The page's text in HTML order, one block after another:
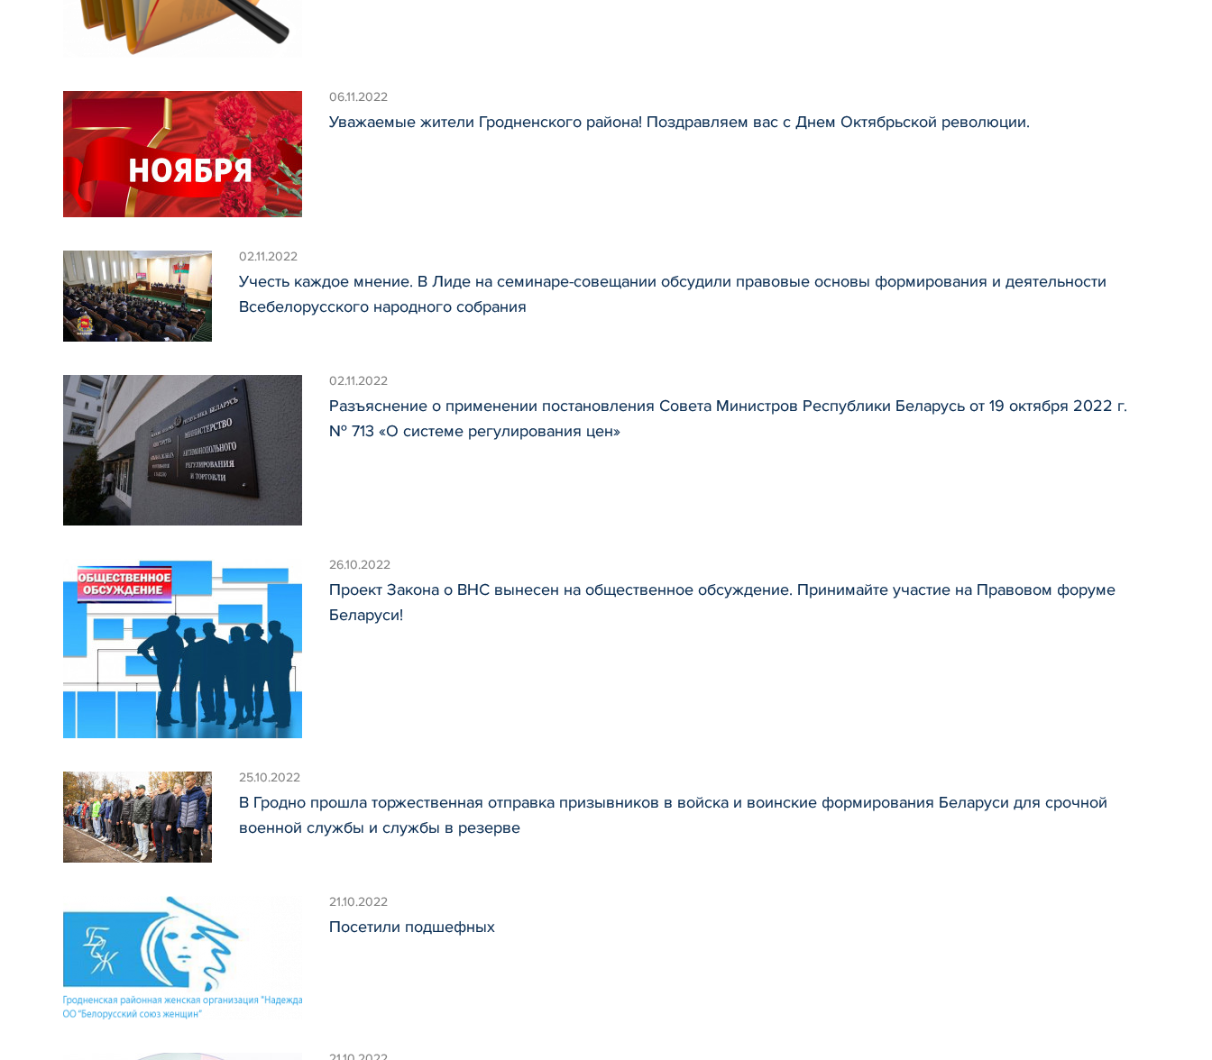
06.11.2022
Уважаемые жители Гродненского района! Поздравляем вас с Днем Октябрьской революции.
02.11.2022
Учесть каждое мнение. В Лиде на семинаре-совещании обсудили правовые основы формирования и деятельности
Всебелорусского народного собрания
02.11.2022
Разъяснение о применении постановления Совета Министров Республики Беларусь от 19 октября 2022 г.
№ 713 «О системе регулирования цен»
26.10.2022
Проект Закона о ВНС вынесен на общественное обсуждение. Принимайте участие на Правовом форуме
Беларуси!
25.10.2022
В Гродно прошла торжественная отправка призывников в войска и воинские формирования Беларуси для срочной
военной службы и службы в резерве
21.10.2022
Посетили подшефных